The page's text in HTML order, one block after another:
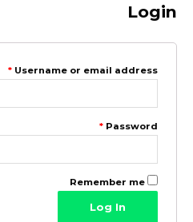
Login
Username or email address
*
Password
*
Remember me
Log In